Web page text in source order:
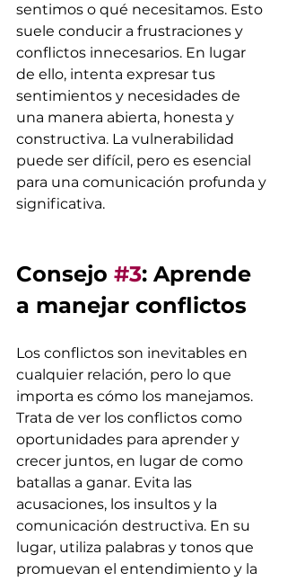
sentimos o qué necesitamos. Esto
suele conducir a frustraciones y
conflictos innecesarios. En lugar
de ello, intenta expresar tus
sentimientos y necesidades de
una manera abierta, honesta y
constructiva. La vulnerabilidad
puede ser difícil, pero es esencial
para una comunicación profunda y
significativa.
Consejo #3: Aprende
a manejar conflictos
Los conflictos son inevitables en
cualquier relación, pero lo que
importa es cómo los manejamos.
Trata de ver los conflictos como
oportunidades para aprender y
crecer juntos, en lugar de como
batallas a ganar. Evita las
acusaciones, los insultos y la
comunicación destructiva. En su
lugar, utiliza palabras y tonos que
promuevan el entendimiento y la